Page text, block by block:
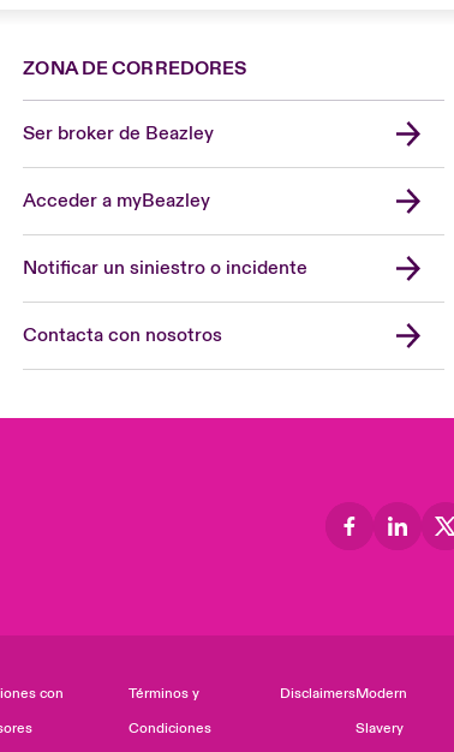
ZONA DE CORREDORES
Ser broker de Beazley
Acceder a myBeazley
Notificar un siniestro o incidente
Contacta con nosotros
con
Términos y
Condiciones
DisclaimersModern
Slavery